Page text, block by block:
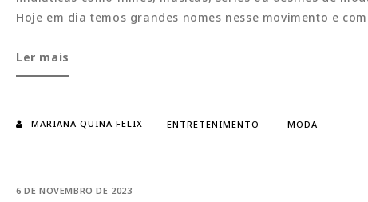
Hoje em dia temos grandes nomes nesse movimento e
Cultura
pop:
contemporâneos
Ler mais
MARIANA QUINA FELIX ENTRETENIMENTO MODA
6 DE NOVEMBRO DE 2023